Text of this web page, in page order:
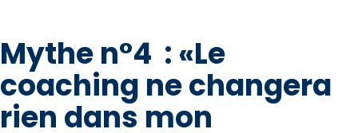
Mythe n°4 :«Le
coaching ne changera
rien dans mon